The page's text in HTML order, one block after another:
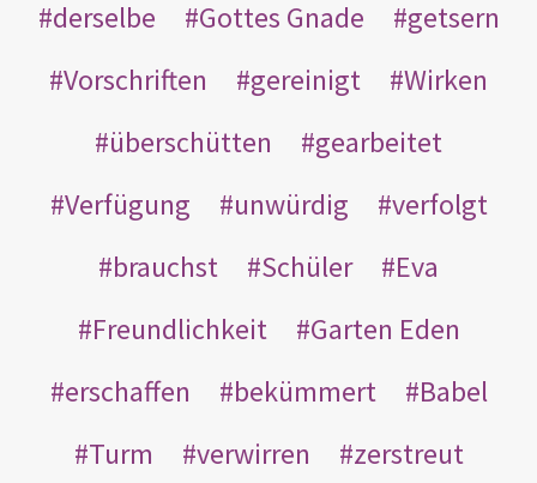
derselbe Gottes Gnade
getsern
Vorschriften
gereinigt
Wirken
überschütten
gearbeitet
Verfügung
unwürdig
verfolgt
brauchst
Schüler
Eva
Freundlichkeit
Garten Eden
erschaffen
bekümmert
Babel
Turm
verwirren
zerstreut